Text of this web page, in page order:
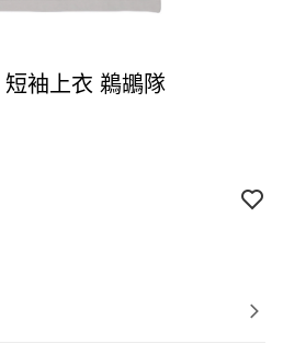
袖上衣 鵜鶘隊